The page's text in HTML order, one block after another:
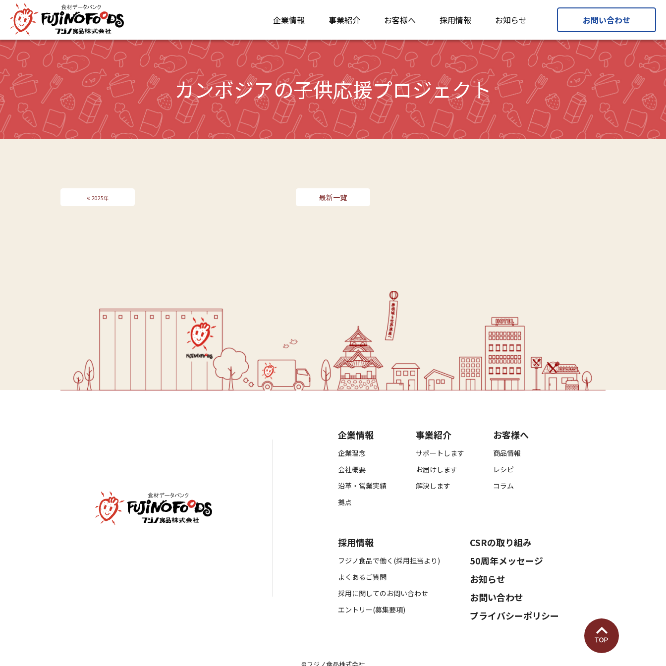
企業情報 事業紹介 お客様へ 採用情報 お知らせ お問い合わせ
カンボジアの子供応援プロジェクト
« 2025年 最新一覧
企業情報
企業理念
会社概要
沿革・営業実績
拠点
事業紹介
サポートします
お届けします
解決します
お客様へ
商品情報
レシピ
コラム
採用情報
フジノ食品で働く(採用担当より)
よくあるご質問
採用に関してのお問い合わせ
エントリー(募集要項)
CSRの取り組み
50周年メッセージ
お知らせ
お問い合わせ
プライバシーポリシー